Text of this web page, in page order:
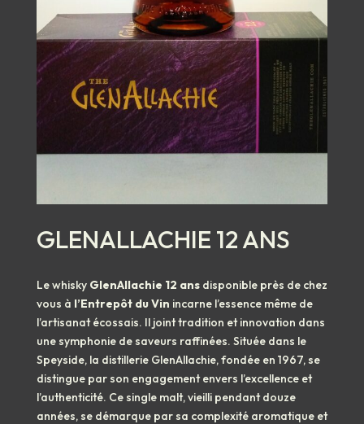
GLENALLACHIE 12 ANS
Le whisky GlenAllachie 12 ansdisponible près de chez
vous à l’Entrepôt du Vin incarne l’essence même de
l’artisanat écossais. Il joint tradition et innovation dans
une symphonie de saveurs raffinées. Située dans le
Speyside, la distillerie GlenAllachie, fondée en 1967, se
distingue par son engagement envers l’excellence et
l’authenticité. Ce single malt, vieilli pendant douze
années, se démarque par sa complexité aromatique et